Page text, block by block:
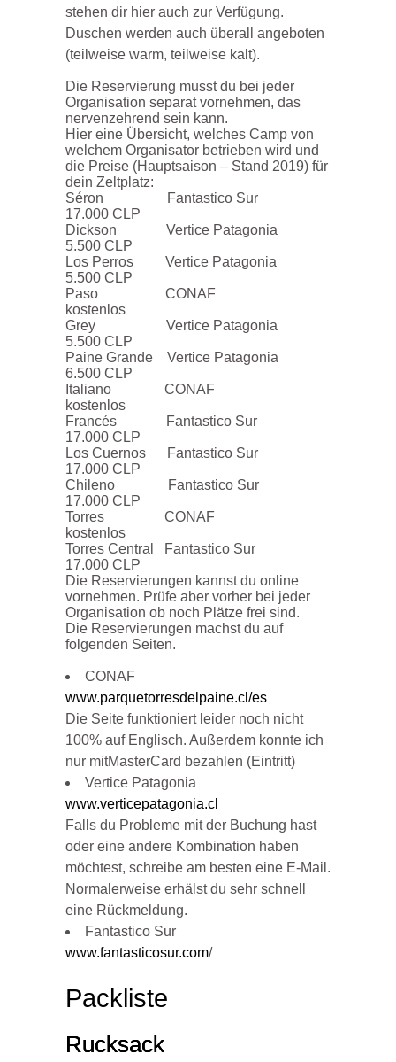
stehen dir hier auch zur Verfügung.
Duschen werden auch überall angeboten
(teilweise warm, teilweise kalt).
Die Reservierung musst du bei jeder
Organisation separat vornehmen, das
nervenzehrend sein kann.
Hier eine Übersicht, welches Camp von
welchem Organisator betrieben wird und
die Preise (Hauptsaison – Stand 2019) für
dein Zeltplatz:
Séron Fantastico Sur
17.000 CLP
Dickson Vertice Patagonia
5.500 CLP
Los Perros Vertice Patagonia
5.500 CLP
Paso CONAF
kostenlos
Grey Vertice Patagonia
5.500 CLP
Paine Grande Vertice Patagonia
6.500 CLP
Italiano CONAF
kostenlos
Francés Fantastico Sur
17.000 CLP
Los Cuernos Fantastico Sur
17.000 CLP
Chileno Fantastico Sur
17.000 CLP
Torres CONAF
kostenlos
Torres Central Fantastico Sur
17.000 CLP
Die Reservierungen kannst du online
vornehmen. Prüfe aber vorher bei jeder
Organisation ob noch Plätze frei sind.
Die Reservierungen machst du auf
folgenden Seiten.
CONAF
www.parquetorresdelpaine.cl/es
Die Seite funktioniert leider noch nicht
100% auf Englisch. Außerdem konnte ich
nur mitMasterCard bezahlen (Eintritt)
Vertice Patagonia
www.verticepatagonia.cl
Falls du Probleme mit der Buchung hast
oder eine andere Kombination haben
möchtest, schreibe am besten eine E-Mail.
Normalerweise erhälst du sehr schnell
eine Rückmeldung.
Fantastico Sur
www.fantasticosur.com/
Packliste
Rucksack